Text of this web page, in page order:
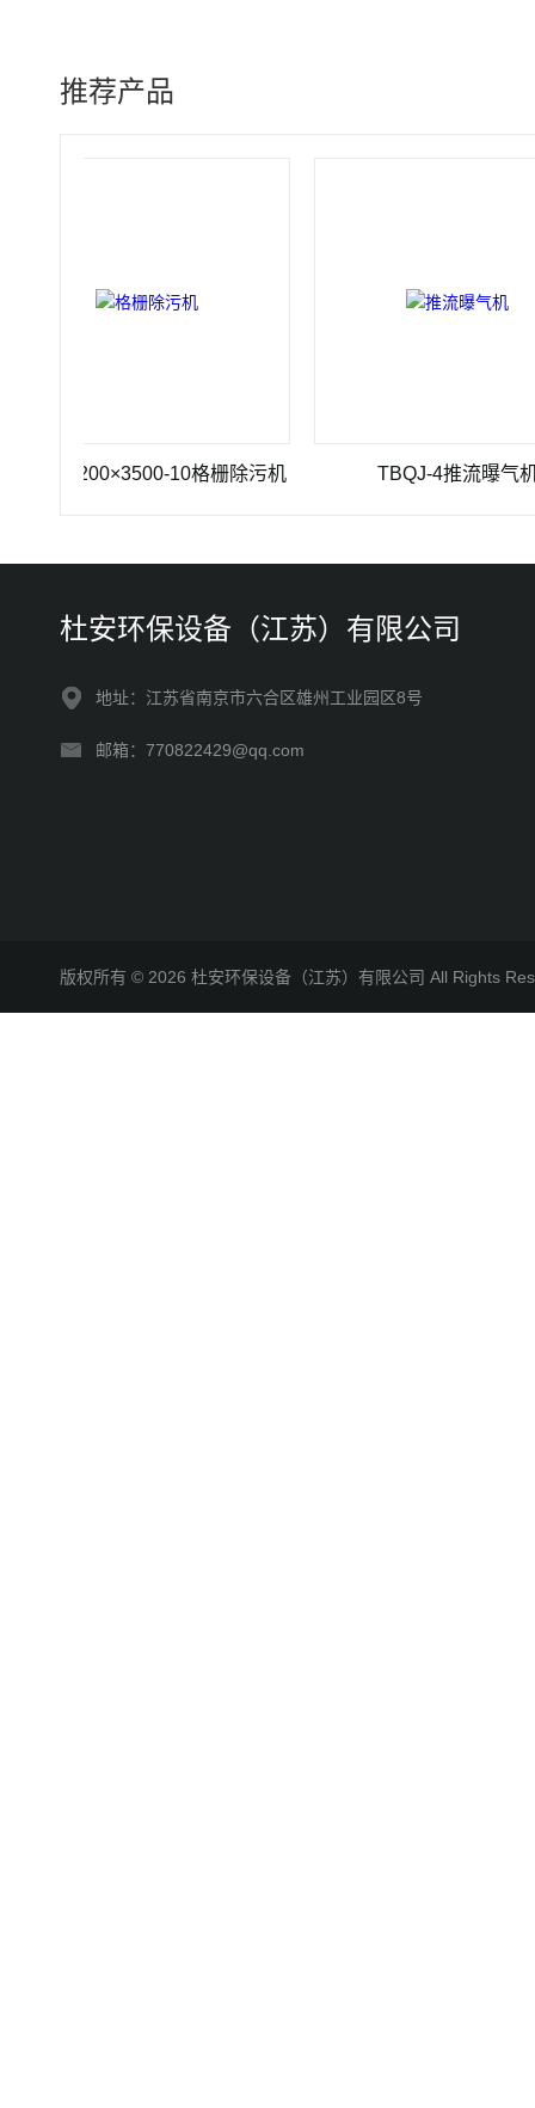
推荐产品
1200×3500-10格栅除污机 TBQJ-4推流曝气机
杜安环保设备（江苏）有限公司
地址：江苏省南京市六合区雄州工业园区8号
邮箱：770822429@qq.com
版权所有 © 2026 杜安环保设备（江苏）有限公司 All Rights